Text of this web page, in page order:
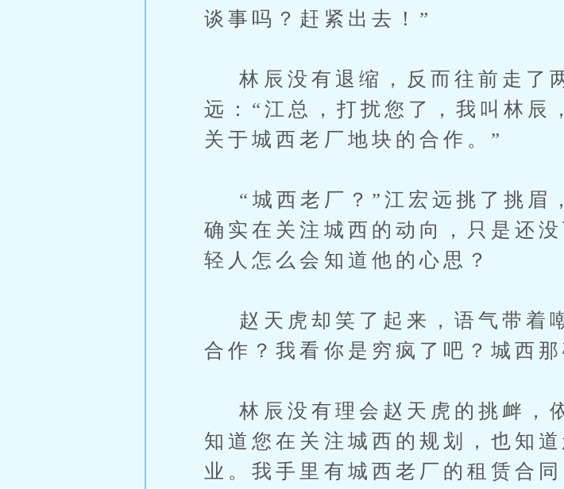
谈事吗？赶紧出去！”
林辰没有退缩，反而往前走了
远：“江总，打扰您了，我叫林辰
关于城西老厂地块的合作。”
“城西老厂？”江宏远挑了挑眉
确实在关注城西的动向，只是还
轻人怎么会知道他的心思？
赵天虎却笑了起来，语气带着
合作？我看你是穷疯了吧？城西
林辰没有理会赵天虎的挑衅，
知道您在关注城西的规划，也知
业。我手里有城西老厂的租赁合